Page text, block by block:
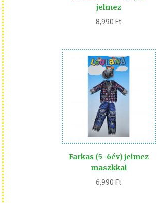
jelmez
8,990 Ft
Farkas (5-6év) jelmez
maszkkal
6,990 Ft